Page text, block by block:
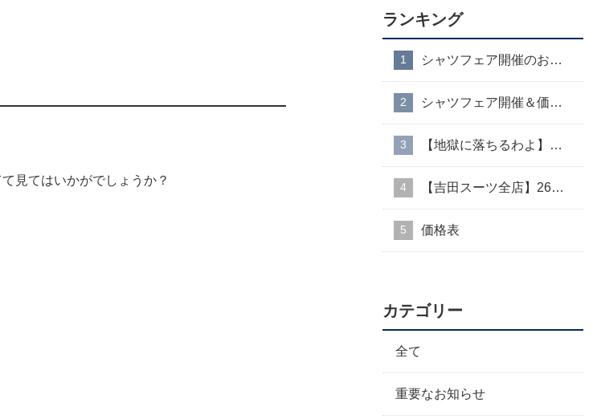
見てはいかがでしょうか？
ランキング
シャツフェア開催のお知らせ
シャツフェア開催＆価格改定のお知らせ
【地獄に落ちるわよ】衣装協力のお知らせ
【吉田スーツ全店】26AW入荷生地速報②
価格表
カテゴリー
全て
重要なお知らせ